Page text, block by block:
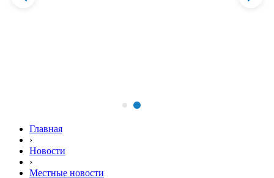
Главная
›
Новости
›
Местные новости